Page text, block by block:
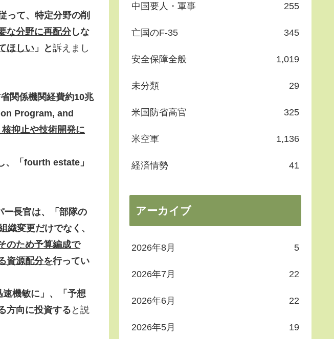
って、特定分野の削
な分野に再配分しな
ほしい 」と訴えまし
関係機関経費約10兆
Program, and
抑止や技術開発に
、「fourth estate」
ー長官は、「部隊の
織変更だけでなく、
のため予算編成で
資源配分を行ってい
機敏に」、「予想
方向に投資する と説
中国要人・軍事 255
亡国のF-35 345
安全保障全般 1,019
未分類 29
米国防省高官 325
米空軍 1,136
経済情勢 41
アーカイブ
2026年8月 5
2026年7月 22
2026年6月 22
2026年5月 19